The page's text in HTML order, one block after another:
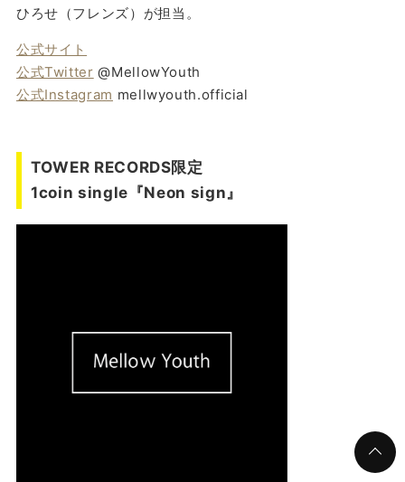
ひろせ（フレンズ）が担当。
公式サイト
公式Twitter @MellowYouth
公式Instagram mellwyouth.official
TOWER RECORDS限定
1coin single『Neon sign』